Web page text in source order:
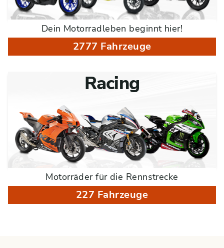
Dein Motorradleben beginnt hier!
2777 Fahrzeuge
Racing
Motorräder für die Rennstrecke
227 Fahrzeuge